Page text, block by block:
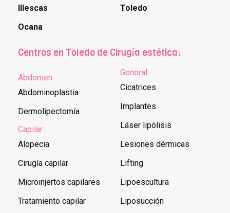
Illescas
Ocana
Toledo
Centros en Toledo de Cirugía estética:
Abdomen
Abdominoplastia
Dermolipectomía
Capilar
Alopecia
Cirugía capilar
Microinjertos capilares
Tratamiento capilar
General
Cicatrices
Implantes
Láser lipólisis
Lesiones dérmicas
Lifting
Lipoescultura
Liposucción